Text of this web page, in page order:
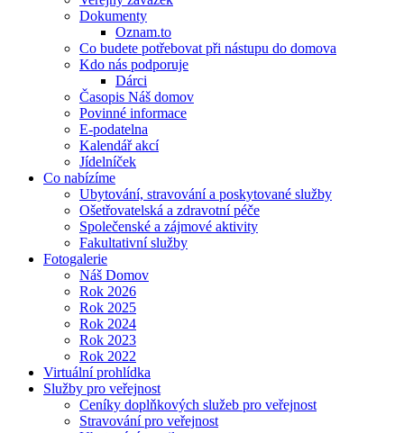
Dokumenty
Oznam.to
Co budete potřebovat při nástupu do domova
Kdo nás podporuje
Dárci
Časopis Náš domov
Povinné informace
E-podatelna
Kalendář akcí
Jídelníček
Co nabízíme
Ubytování, stravování a poskytované služby
Ošetřovatelská a zdravotní péče
Společenské a zájmové aktivity
Fakultativní služby
Fotogalerie
Náš Domov
Rok 2026
Rok 2025
Rok 2024
Rok 2023
Rok 2022
Virtuální prohlídka
Služby pro veřejnost
Ceníky doplňkových služeb pro veřejnost
Stravování pro veřejnost